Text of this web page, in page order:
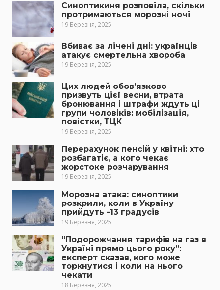
Синоптикиня розповіла, скільки
протримаються морозні ночі
19 Березня, 2025
Вбиває за лічені дні: українців
атакує смертельна хвороба
19 Березня, 2025
Цих людей обов’язково
призвуть цієї весни, втрата
бронювання і штрафи ждуть ці
групи чоловіків: мобілізація,
повістки, ТЦК
19 Березня, 2025
Перерахунок пенсій у квітні: хто
розбагатіє, а кого чекає
жорстоке розчарування
19 Березня, 2025
Морозна атака: синоптики
розкрили, коли в Україну
прийдуть -13 градусів
19 Березня, 2025
“Подорожчання тарифів на газ в
Україні прямо цього року”:
експерт сказав, кого може
торкнутися і коли на нього
чекати
18 Березня, 2025